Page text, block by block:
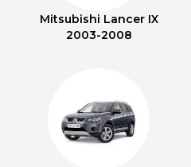
Mitsubishi Lancer IX
2003-2008